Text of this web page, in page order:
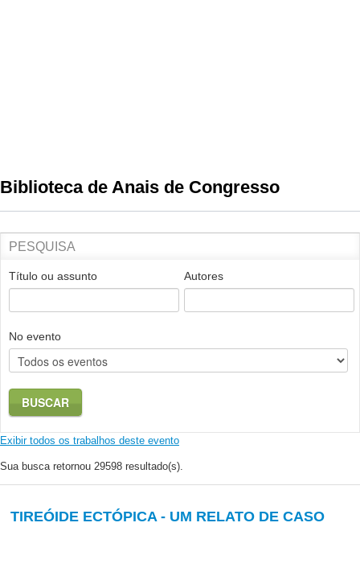
Biblioteca de Anais de Congresso
PESQUISA
Título ou assunto Autores
No evento
BUSCAR
Exibir todos os trabalhos deste evento
Sua busca retornou 29598 resultado(s).
TIREÓIDE ECTÓPICA - UM RELATO DE CASO